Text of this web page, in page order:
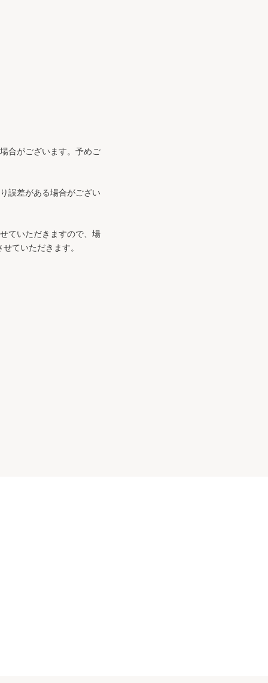
合がございます。予めご
誤差がある場合がござい
ていただきますので、場
ていただきます。